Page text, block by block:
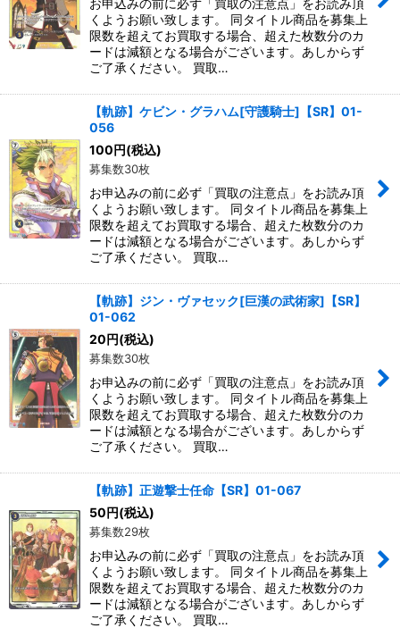
お申込みの前に必ず「買取の注意点」をお読み頂
くようお願い致します。 同タイトル商品を募集上
限数を超えてお買取する場合、超えた枚数分のカ
ードは減額となる場合がございます。あしからず
ご了承ください。 買取…
【軌跡】ケビン・グラハム[守護騎士]【SR】01-
056
100円(税込)
募集数30枚
お申込みの前に必ず「買取の注意点」をお読み頂
くようお願い致します。 同タイトル商品を募集上
限数を超えてお買取する場合、超えた枚数分のカ
ードは減額となる場合がございます。あしからず
ご了承ください。 買取…
【軌跡】ジン・ヴァセック[巨漢の武術家]【SR】
01-062
20円(税込)
募集数30枚
お申込みの前に必ず「買取の注意点」をお読み頂
くようお願い致します。 同タイトル商品を募集上
限数を超えてお買取する場合、超えた枚数分のカ
ードは減額となる場合がございます。あしからず
ご了承ください。 買取…
【軌跡】正遊撃士任命【SR】01-067
50円(税込)
募集数29枚
お申込みの前に必ず「買取の注意点」をお読み頂
くようお願い致します。 同タイトル商品を募集上
限数を超えてお買取する場合、超えた枚数分のカ
ードは減額となる場合がございます。あしからず
ご了承ください。 買取…